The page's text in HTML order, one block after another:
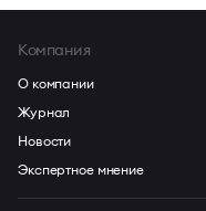
Компания
О компании
Журнал
Новости
Экспертное мнение